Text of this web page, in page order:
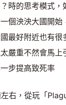
時的思考模式，
個泱泱大國開始
最好附近也有很
嚴重不然會馬上
步提高致死率
右，從玩「